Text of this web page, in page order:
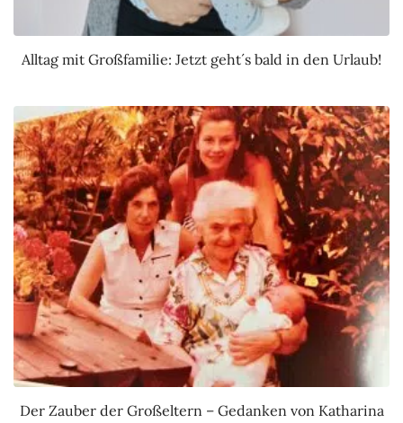
Alltag mit Großfamilie: Jetzt geht´s bald in den Urlaub!
Der Zauber der Großeltern – Gedanken von Katharina